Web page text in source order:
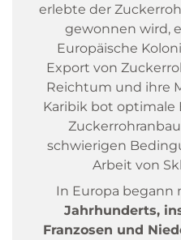
erlebte der
gewonnen wird,
Europäische
Export von
Reichtum und ihre
Karibik bot
schwierigen
Arbeit von
In Europa begann
Jahrhunderts,
Franzosen und